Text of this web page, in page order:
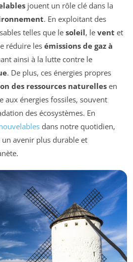
jouent un rôle clé dans la
. En exploitant des
telles que le soleil, le vent et
réduire les émissions de gaz à
ainsi à la lutte contre le
. De plus, ces énergies propres
des ressources naturelles en
aux énergies fossiles, souvent
des écosystèmes. En
dans notre quotidien,
avenir plus durable et